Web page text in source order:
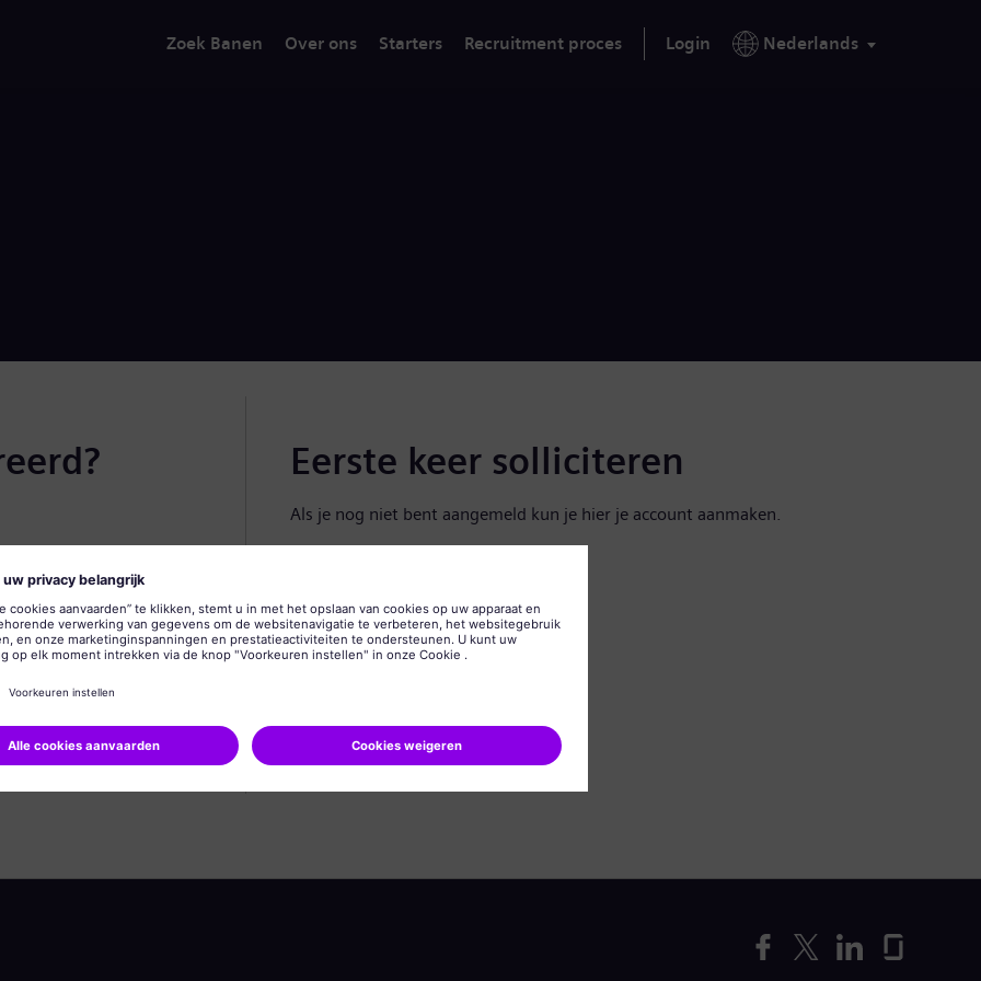
Zoek Banen Over ons Starters Recruitment proces Login Nederlands
Eerste keer solliciteren
Als je nog niet bent aangemeld kun je hier je account aanmaken.